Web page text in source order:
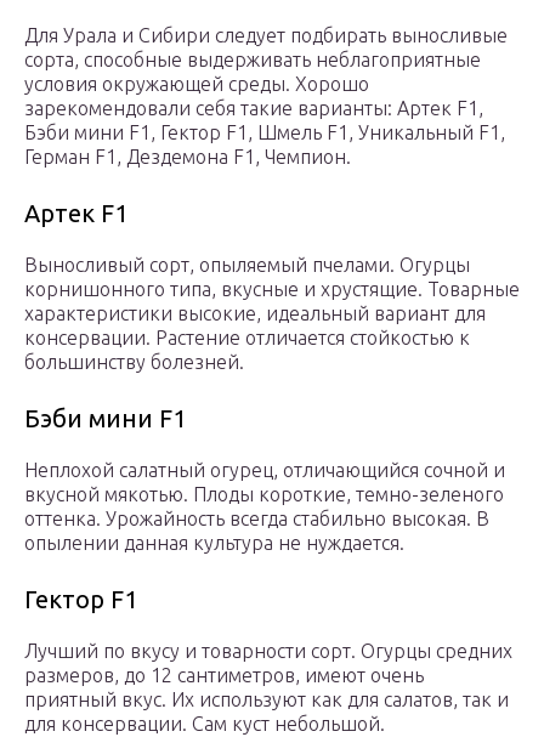
Для Урала и Сибири следует подбирать выносливые
сорта, способные выдерживать неблагоприятные
условия окружающей среды. Хорошо
зарекомендовали себя такие варианты: Артек F1,
Бэби мини F1, Гектор F1, Шмель F1, Уникальный F1,
Герман F1, Дездемона F1, Чемпион.
Артек F1
Выносливый сорт, опыляемый пчелами. Огурцы
корнишонного типа, вкусные и хрустящие. Товарные
характеристики высокие, идеальный вариант для
консервации. Растение отличается стойкостью к
большинству болезней.
Бэби мини F1
Неплохой салатный огурец, отличающийся сочной и
вкусной мякотью. Плоды короткие, темно-зеленого
оттенка. Урожайность всегда стабильно высокая. В
опылении данная культура не нуждается.
Гектор F1
Лучший по вкусу и товарности сорт. Огурцы средних
размеров, до 12 сантиметров, имеют очень
приятный вкус. Их используют как для салатов, так и
для консервации. Сам куст небольшой.